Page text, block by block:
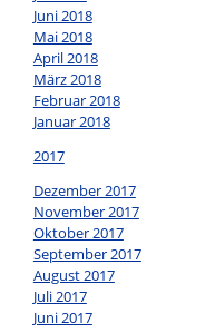
Juni 2018
Mai 2018
April 2018
März 2018
Februar 2018
Januar 2018
2017
Dezember 2017
November 2017
Oktober 2017
September 2017
August 2017
Juli 2017
Juni 2017